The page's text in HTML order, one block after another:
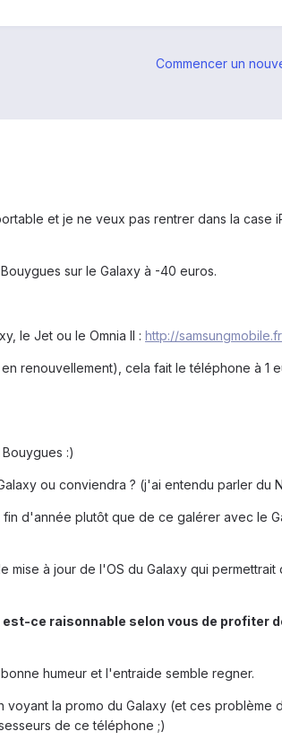
Commencer un
et je ne veux pas rentrer dans la case
sur le Galaxy à -40 euros.
le Jet ou le Omnia II : http://
renouvellement), cela fait le téléphone à 1
:)
ou conviendra ? (j'ai entendu parler du
d'année plutôt que de ce galérer avec le
à jour de l'OS du Galaxy qui
est-ce raisonnable selon vous de profiter
humeur et l'entraide semble regner.
la promo du Galaxy (et ces
de ce téléphone ;)